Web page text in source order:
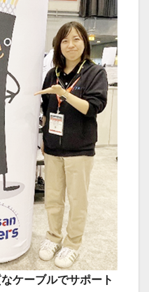
ケーブルでサポート